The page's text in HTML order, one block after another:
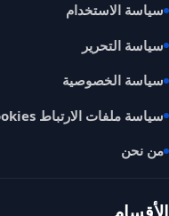
سياسة الاستخدام
سياسة التحرير
سياسة الخصوصية
سياسة ملفات الارتباط Cookies
من نحن